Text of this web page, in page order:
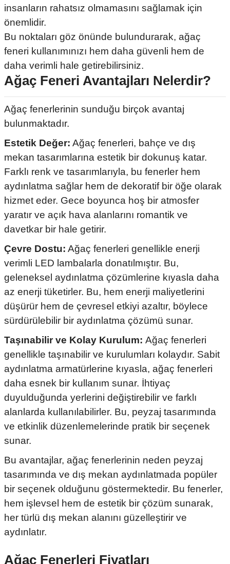
insanların rahatsız olmamasını sağlamak için
önemlidir.
Bu noktaları göz önünde bulundurarak, ağaç
feneri kullanımınızı hem daha güvenli hem de
daha verimli hale getirebilirsiniz.
Ağaç Feneri Avantajları Nelerdir?
Ağaç fenerlerinin sunduğu birçok avantaj
bulunmaktadır.
Estetik Değer: Ağaç fenerleri, bahçe ve dış
mekan tasarımlarına estetik bir dokunuş katar.
Farklı renk ve tasarımlarıyla, bu fenerler hem
aydınlatma sağlar hem de dekoratif bir öğe olarak
hizmet eder. Gece boyunca hoş bir atmosfer
yaratır ve açık hava alanlarını romantik ve
davetkar bir hale getirir.
Çevre Dostu: Ağaç fenerleri genellikle enerji
verimli LED lambalarla donatılmıştır. Bu,
geleneksel aydınlatma çözümlerine kıyasla daha
az enerji tüketirler. Bu, hem enerji maliyetlerini
düşürür hem de çevresel etkiyi azaltır, böylece
sürdürülebilir bir aydınlatma çözümü sunar.
Taşınabilir ve Kolay Kurulum: Ağaç fenerleri
genellikle taşınabilir ve kurulumları kolaydır. Sabit
aydınlatma armatürlerine kıyasla, ağaç fenerleri
daha esnek bir kullanım sunar. İhtiyaç
duyulduğunda yerlerini değiştirebilir ve farklı
alanlarda kullanılabilirler. Bu, peyzaj tasarımında
ve etkinlik düzenlemelerinde pratik bir seçenek
sunar.
Bu avantajlar, ağaç fenerlerinin neden peyzaj
tasarımında ve dış mekan aydınlatmada popüler
bir seçenek olduğunu göstermektedir. Bu fenerler,
hem işlevsel hem de estetik bir çözüm sunarak,
her türlü dış mekan alanını güzelleştirir ve
aydınlatır.
Ağaç Fenerleri Fiyatları